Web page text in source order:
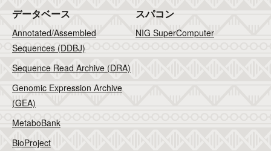
データベース
Annotated/Assembled
Sequences (DDBJ)
Sequence Read Archive (DRA)
Genomic Expression Archive
(GEA)
MetaboBank
BioProject
スパコン
NIG SuperComputer